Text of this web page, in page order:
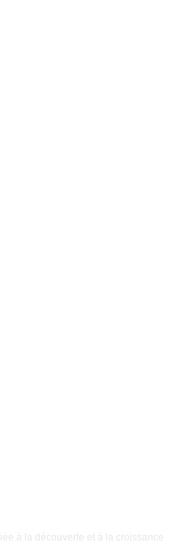
à la découverte et à la croissance